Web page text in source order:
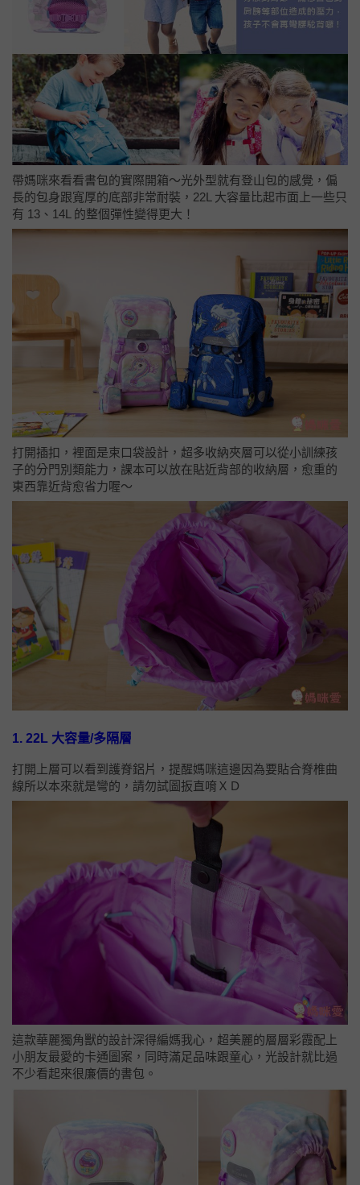
帶媽咪來看看書包的實際開箱～光外型就有登山包的感覺，偏
長的包身跟寬厚的底部非常耐裝，22L 大容量比起市面上一些只
有 13、14L 的整個彈性變得更大！
打開插扣，裡面是束口袋設計，超多收納夾層可以從小訓練孩
子的分門別類能力，課本可以放在貼近背部的收納層，愈重的
東西靠近背愈省力喔～
1. 22L 大容量/多隔層
打開上層可以看到護脊鋁片，提醒媽咪這邊因為要貼合脊椎曲
線所以本來就是彎的，請勿試圖扳直唷ＸＤ
這款華麗獨角獸的設計深得編媽我心，超美麗的層層彩霞配上
小朋友最愛的卡通圖案，同時滿足品味跟童心，光設計就比過
不少看起來很廉價的書包。